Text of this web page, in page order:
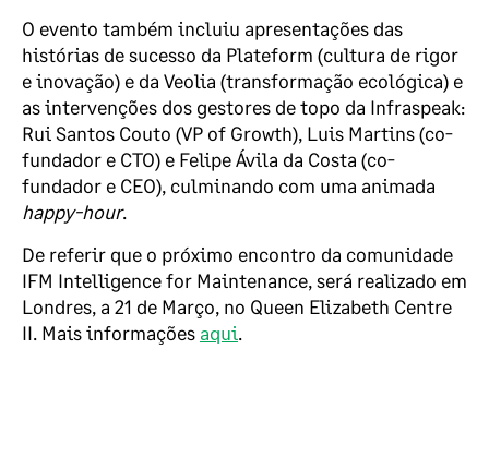
O evento também incluiu apresentações das
histórias de sucesso da Plateform (cultura de rigor
e inovação) e da Veolia (transformação ecológica) e
as intervenções dos gestores de topo da Infraspeak:
Rui Santos Couto (VP of Growth), Luis Martins (co-
fundador e CTO) e Felipe Ávila da Costa (co-
fundador e CEO), culminando com uma animada
happy-hour.
De referir que o próximo encontro da comunidade
IFM Intelligence for Maintenance, será realizado em
Londres, a 21 de Março, no Queen Elizabeth Centre
II. Mais informações aqui.